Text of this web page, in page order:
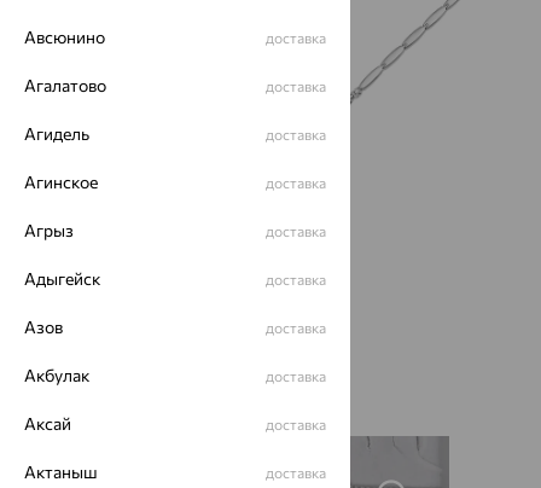
Авсюнино доставка
Агалатово доставка
Агидель доставка
Агинское доставка
Агрыз доставка
Адыгейск доставка
Азов доставка
Акбулак доставка
Аксай доставка
Актаныш доставка